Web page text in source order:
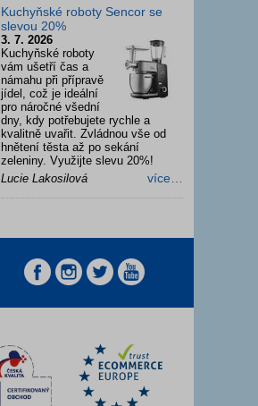
Kuchyňské roboty Sencor se
slevou 20%
3. 7. 2026
Kuchyňské roboty
vám ušetří čas a
námahu při přípravě
jídel, což je ideální
pro náročné všední
dny, kdy potřebujete rychle a
kvalitně uvařit. Zvládnou vše od
hnětení těsta až po sekání
zeleniny. Využijte slevu 20%!
Lucie Lakosilová
více…